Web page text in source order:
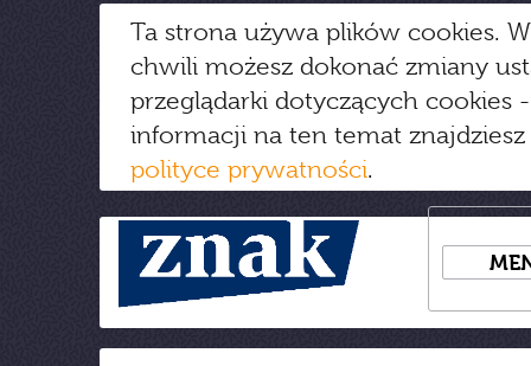
Ta strona używa plików cookies.
chwili możesz dokonać zmiany
przeglądarki dotyczących cookies
informacji na ten temat
polityce prywatności.